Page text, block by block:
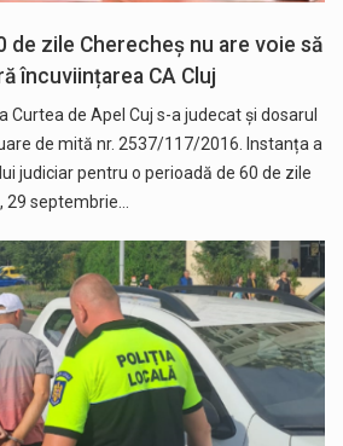
de zile Cherecheș nu are voie să
încuviințarea CA Cluj
Curtea de Apel Cuj s-a judecat și dosarul
de mită nr. 2537/117/2016. Instanța a
judiciar pentru o perioadă de 60 de zile
septembrie…